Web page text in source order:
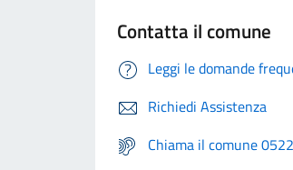
Contatta il comune
Leggi le domande
Richiedi Assistenza
Chiama il comune